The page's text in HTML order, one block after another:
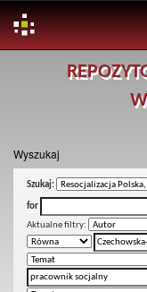
Wyszukaj
Szukaj:
for
Aktualne filtry: